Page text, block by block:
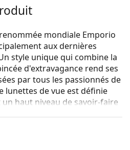
mondiale Emporio
aux dernières
style unique qui combine la
d'extravagance rend ses
par tous les passionnés de
lunettes de vue est définie
haut niveau de savoir-faire
5766 52